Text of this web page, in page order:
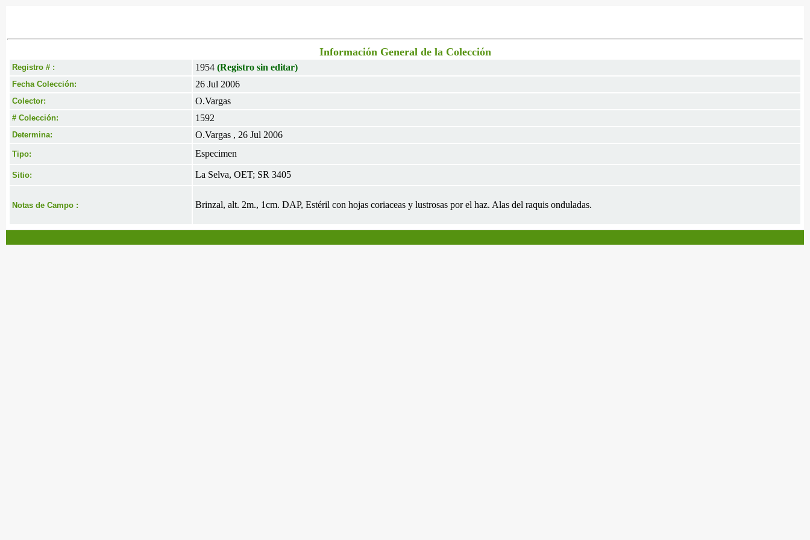
Información General de la Colección
Registro # : 1954 (Registro sin editar)
Fecha Colección: 26 Jul 2006
Colector: O.Vargas
# Colección: 1592
Determina: O.Vargas , 26 Jul 2006
Tipo: Especimen
Sitio: La Selva, OET; SR 3405
Notas de Campo : Brinzal, alt. 2m., 1cm. DAP, Estéril con hojas coriaceas y lustrosas por el haz. Alas del raquis onduladas.